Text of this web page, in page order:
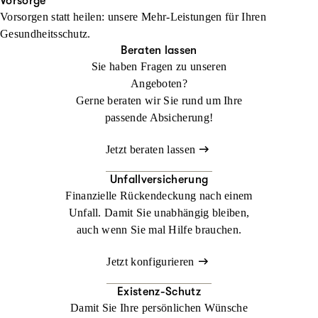
Jetzt konfigurieren Beraten lassen
zur Herausforderung werden. Mit der
Auslandsreisekrankenversicherung sind Sie weltweit bestens
Beraten lassen
Vorsorgen statt heilen: unsere Mehr-Leistungen für Ihren
Gesundheitsschutz.
Beraten lassen
Sie haben Fragen zu unseren
Angeboten?
Gerne beraten wir Sie rund um Ihre
passende Absicherung!
Jetzt beraten lassen
Unfallversicherung
Finanzielle Rückendeckung nach einem
Unfall. Damit Sie unabhängig bleiben,
auch wenn Sie mal Hilfe brauchen.
Jetzt konfigurieren
Existenz-Schutz
Damit Sie Ihre persönlichen Wünsche